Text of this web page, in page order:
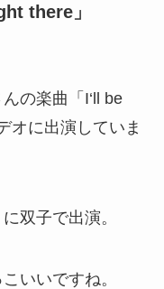
there」
の楽曲「I‘ll be
オに出演していま
双子で出演。
いいですね。